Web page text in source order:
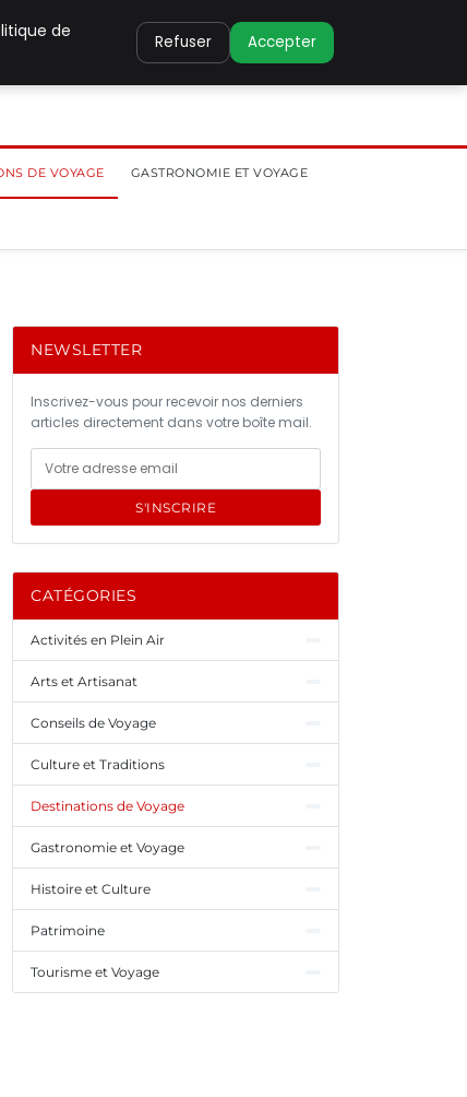
DE VOYAGE GASTRONOMIE ET VOYAGE
NEWSLETTER
Inscrivez-vous pour recevoir nos derniers
articles directement dans votre boîte mail.
S'INSCRIRE
CATÉGORIES
Activités en Plein Air
Arts et Artisanat
Conseils de Voyage
Culture et Traditions
Destinations de Voyage
Gastronomie et Voyage
Histoire et Culture
Patrimoine
Tourisme et Voyage
de
Refuser Accepter